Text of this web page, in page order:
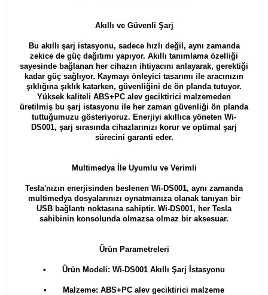
Akıllı ve Güvenli Şarj
Bu akıllı şarj istasyonu, sadece hızlı değil, aynı zamanda
zekice de güç dağıtımı yapıyor. Akıllı tanımlama özelliği
sayesinde bağlanan her cihazın ihtiyacını anlayarak, gerektiği
kadar güç sağlıyor. Kaymayı önleyici tasarımı ile aracınızın
şıklığına şıklık katarken, güvenliğini de ön planda tutuyor.
Yüksek kaliteli ABS+PC alev geciktirici malzemeden
üretilmiş bu şarj istasyonu ile her zaman güvenliği ön planda
tuttuğumuzu gösteriyoruz. Enerjiyi akıllıca yöneten Wi-
DS001, şarj sırasında cihazlarınızı korur ve optimal şarj
sürecini garanti eder.
Multimedya İle Uyumlu ve Verimli
Tesla'nızın enerjisinden beslenen Wi-DS001, aynı zamanda
multimedya dosyalarınızı oynatmanıza olanak tanıyan bir
USB bağlantı noktasına sahiptir. Wi-DS001, her Tesla
sahibinin konsolunda olmazsa olmaz bir aksesuar.
Ürün Parametreleri
• Ürün Modeli: Wi-DS001 Akıllı Şarj İstasyonu
• Malzeme: ABS+PC alev geciktirici malzeme